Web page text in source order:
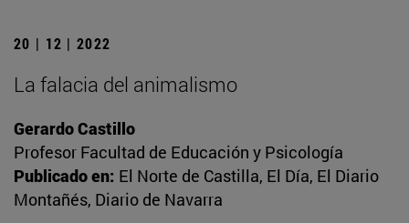
20 | 12 | 2022
La falacia del animalismo
Gerardo Castillo
Profesor Facultad de Educación y Psicología
Publicado en: El Norte de Castilla, El Día, El Diario
Montañés, Diario de Navarra